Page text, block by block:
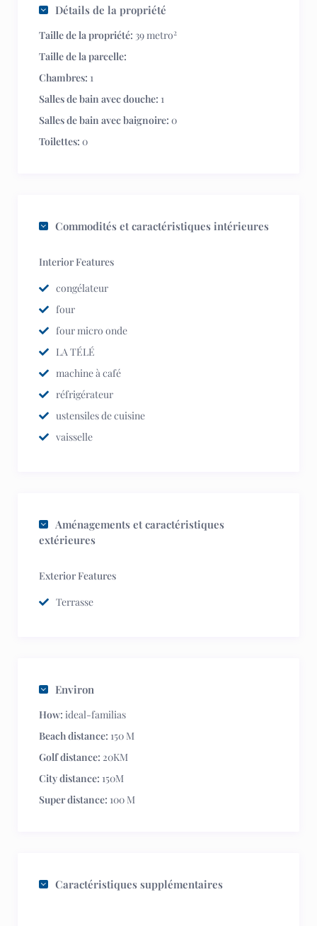
Détails de la propriété
Taille de la propriété: 39 metro2
Taille de la parcelle:
Chambres: 1
Salles de bain avec douche: 1
Salles de bain avec baignoire: 0
Toilettes: 0
Commodités et caractéristiques intérieures
Interior Features
congélateur
four
four micro onde
LA TÉLÉ
machine à café
réfrigérateur
ustensiles de cuisine
vaisselle
Aménagements et caractéristiques
extérieures
Exterior Features
Terrasse
Environ
How: ideal-familias
Beach distance: 150 M
Golf distance: 20KM
City distance: 150M
Super distance: 100 M
Caractéristiques supplémentaires